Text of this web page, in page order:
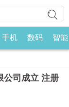
手机 数码 智能
公司成立 注册